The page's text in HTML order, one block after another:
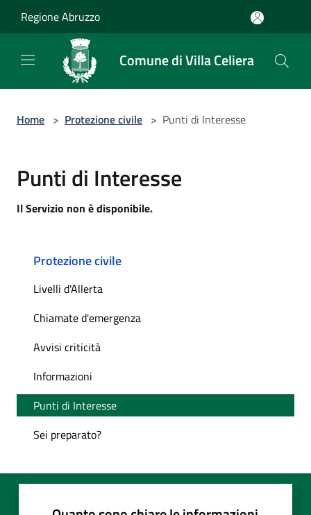
Regione Abruzzo
Comune di Villa Celiera
Home > Protezione civile > Punti di Interesse
Punti di Interesse
Il Servizio non è disponibile.
Protezione civile
Livelli d'Allerta
Chiamate d'emergenza
Avvisi criticità
Informazioni
Punti di Interesse
Sei preparato?